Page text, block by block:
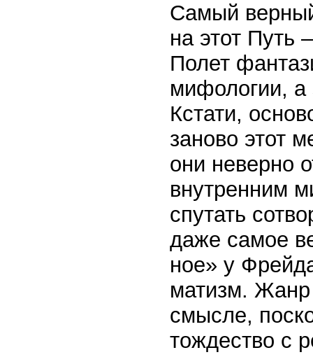
Самый
на этот Путь
Полет
мифо­ло­гии, а
Кстати,
заново этот
они невер­но
внутренним
спу­тать
даже самое
ное» у
ма­тизм. Жанр
смысле,
тождество с